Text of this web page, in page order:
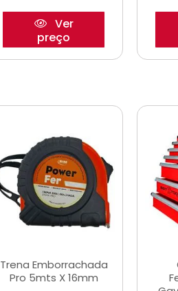
Ver
preço
Trena Emborrachada
Pro 5mts X 16mm